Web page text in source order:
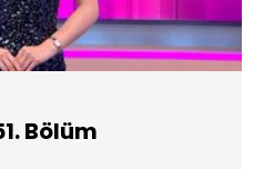
Bölüm